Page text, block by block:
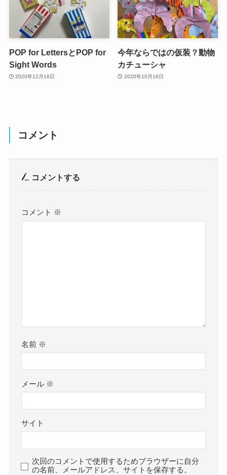
POP for LettersとPOP for
Sight Words
2020年12月16日
今年ならではの仮装？動物
カチューシャ
2020年10月18日
コメント
コメントする
コメント ※
名前 ※
メール ※
サイト
次回のコメントで使用するためブラウザーに自分
の名前、メールアドレス、サイトを保存する。